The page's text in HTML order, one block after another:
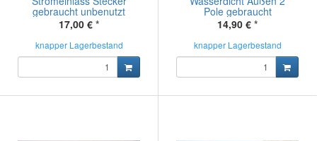
gebraucht unbenutzt
17,00 € *
knapper Lagerbestand
Pole gebraucht
14,90 € *
knapper Lagerbestand